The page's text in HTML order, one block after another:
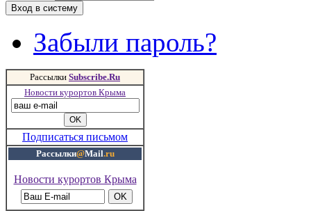
Забыли пароль?
Рассылки Subscribe.Ru
Новости курортов Крыма
Подписаться письмом
Рассылки@Mail.ru
Новости курортов Крыма